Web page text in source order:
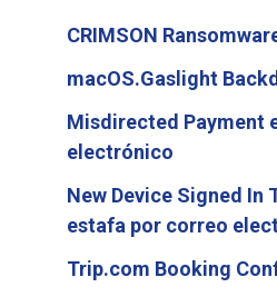
CRIMSON
macOS.Gaslight
Misdirected Payment
electrónico
New Device Signed In
estafa por correo
Trip.com Booking